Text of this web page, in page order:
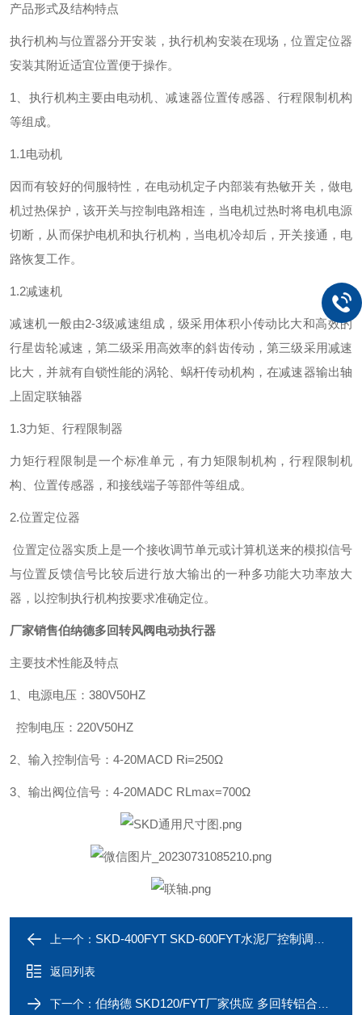
产品形式及结构特点
执行机构与位置器分开安装，执行机构安装在现场，位置定位器
安装其附近适宜位置便于操作。
1、执行机构主要由电动机、减速器位置传感器、行程限制机构
等组成。
1.1电动机
因而有较好的伺服特性，在电动机定子内部装有热敏开关，做电
机过热保护，该开关与控制电路相连，当电机过热时将电机电源
切断，从而保护电机和执行机构，当电机冷却后，开关接通，电
路恢复工作。
1.2减速机
减速机一般由2-3级减速组成，级采用体积小传动比大和高效的
行星齿轮减速，第二级采用高效率的斜齿传动，第三级采用减速
比大，并就有自锁性能的涡轮、蜗杆传动机构，在减速器输出轴
上固定联轴器
1.3力矩、行程限制器
力矩行程限制是一个标准单元，有力矩限制机构，行程限制机
构、位置传感器，和接线端子等部件等组成。
2.位置定位器
位置定位器实质上是一个接收调节单元或计算机送来的模拟信号
与位置反馈信号比较后进行放大输出的一种多功能大功率放大
器，以控制执行机构按要求准确定位。
厂家销售伯纳德多回转风阀电动执行器
主要技术性能及特点
1、电源电压：380V50HZ
控制电压：220V50HZ
2、输入控制信号：4-20MACD Ri=250Ω
3、输出阀位信号：4-20MADC RLmax=700Ω
上一个： SKD-400FYT SKD-600FYT水泥厂控制调节多回转一体化电动执行器
返回列表
下一个： 伯纳德 SKD120/FYT厂家供应 多回转铝合金电动执行器